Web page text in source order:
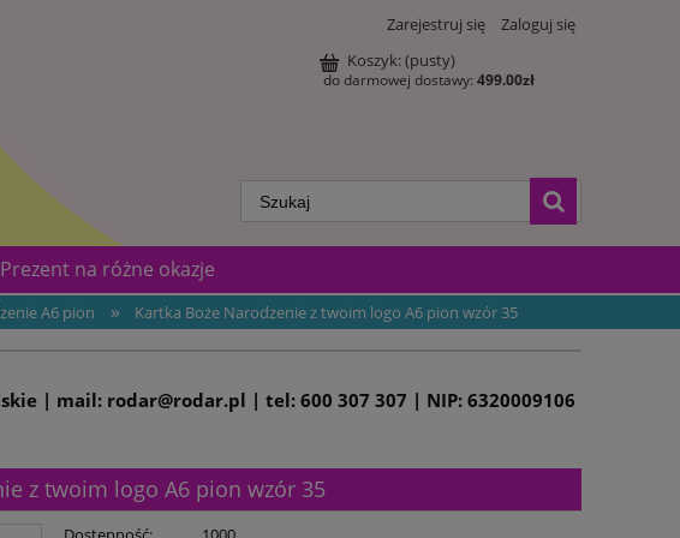
Zarejestruj się
Zaloguj się
Koszyk:(pusty)
do darmowej dostawy: 499.00zł
Prezent na różne okazje
A6 pion » Kartka Boże Narodzenie z twoim logo A6 pion wzór 35
| mail: rodar@rodar.pl | tel: 600 307 307 | NIP: 6320009106
z twoim logo A6 pion wzór 35